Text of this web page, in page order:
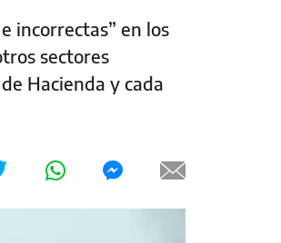
incorrectas” en los
sectores
Hacienda y cada